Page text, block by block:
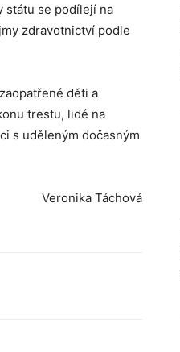
státu se podílejí na
zdravotnictví podle
děti a
trestu, lidé na
s uděleným dočasným
Veronika Táchová